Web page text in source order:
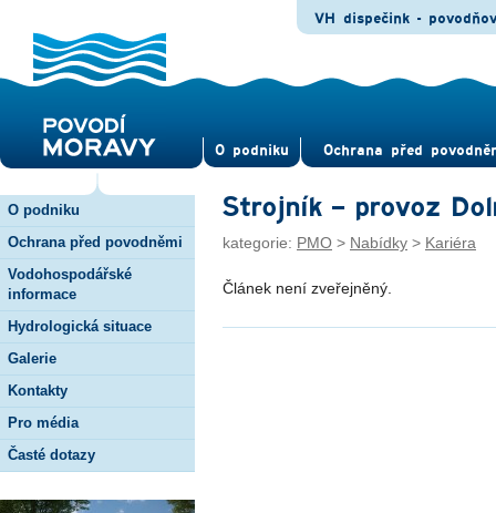
O pod­niku Ochrana před
VH dispečink -
O podniku
Ochrana před povodněmi
Vodohospodářské
informace
Hydrologická situace
Galerie
Kontakty
Pro média
Časté dotazy
Strojník – provoz
kategorie: PMO > Nabídky > Kariéra
Článek není zveřejněný.